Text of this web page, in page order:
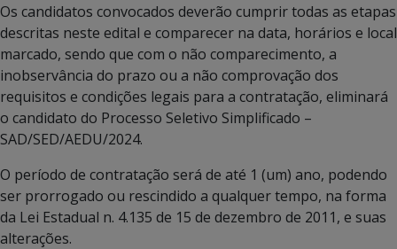
Os candidatos convocados deverão cumprir todas as etapas
descritas neste edital e comparecer na data, horários e local
marcado, sendo que com o não comparecimento, a
inobservância do prazo ou a não comprovação dos
requisitos e condições legais para a contratação, eliminará
o candidato do Processo Seletivo Simplificado –
SAD/SED/AEDU/2024.
O período de contratação será de até 1 (um) ano, podendo
ser prorrogado ou rescindido a qualquer tempo, na forma
da Lei Estadual n. 4.135 de 15 de dezembro de 2011, e suas
alterações.